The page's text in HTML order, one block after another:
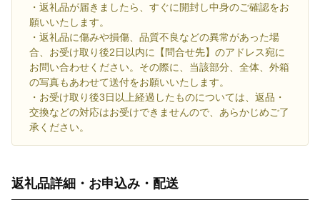
・返礼品が届きましたら、すぐに開封し中身のご確認をお
願いいたします。
・返礼品に傷みや損傷、品質不良などの異常があった場
合、お受け取り後2日以内に【問合せ先】のアドレス宛に
お問い合わせください。その際に、当該部分、全体、外箱
の写真もあわせて送付をお願いいたします。
・お受け取り後3日以上経過したものについては、返品・
交換などの対応はお受けできませんので、あらかじめご了
承ください。
返礼品詳細・お申込み・配送